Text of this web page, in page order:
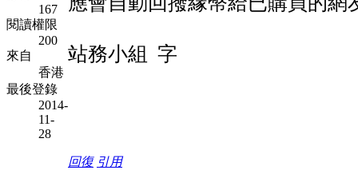
167
閱讀權限
200
來自
香港
最後登錄
2014-
11-
28
站務小組 字
回復 引用